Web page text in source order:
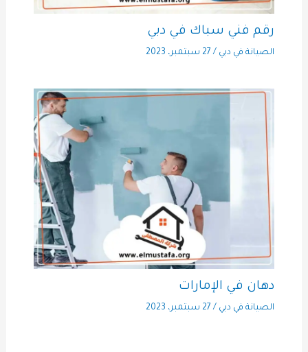
رقم فني سباك في دبي
الصيانة في دبي / 27 سبتمبر، 2023
دهان في الإمارات
الصيانة في دبي / 27 سبتمبر، 2023